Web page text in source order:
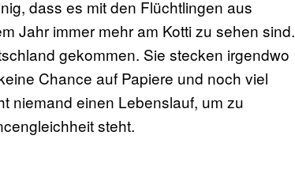
dass es mit den Flüchtlingen aus
Jahr immer mehr am Kotti zu sehen sind.
gekommen. Sie stecken irgendwo
Chance auf Papiere und noch viel
niemand einen Lebenslauf, um zu
steht.